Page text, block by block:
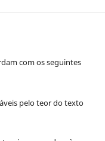
com os seguintes
pelo teor do texto